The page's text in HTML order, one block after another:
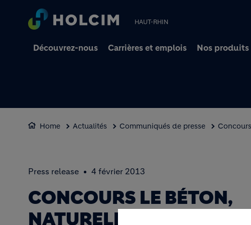
HAUT-RHIN
Découvrez-nous Carrières et emplois Nos produits
Home Actualités Communiqués de presse
Press release 4 février 2013
CONCOURS LE BÉTON,
NATURELLEMENT :